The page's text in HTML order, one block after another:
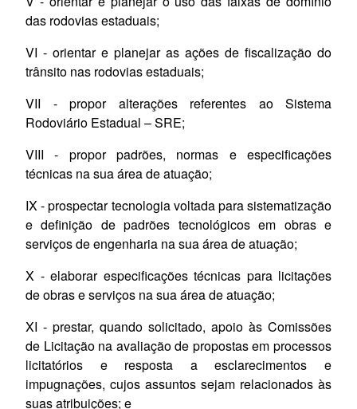
das rodovias estaduais;
VI - orientar e planejar as ações de fiscalização do
trânsito nas rodovias estaduais;
VII - propor alterações referentes ao Sistema
Rodoviário Estadual – SRE;
VIII - propor padrões, normas e especificações
técnicas na sua área de atuação;
IX - prospectar tecnologia voltada para sistematização
e definição de padrões tecnológicos em obras e
serviços de engenharia na sua área de atuação;
X - elaborar especificações técnicas para licitações
de obras e serviços na sua área de atuação;
XI - prestar, quando solicitado, apoio às Comissões
de Licitação na avaliação de propostas em processos
licitatórios e resposta a esclarecimentos e
impugnações, cujos assuntos sejam relacionados às
suas atribuições; e